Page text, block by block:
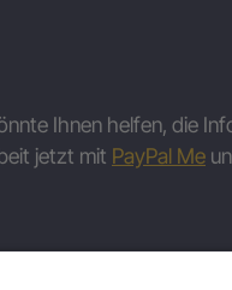
Ihnen helfen, die
jetzt mit PayPal Me